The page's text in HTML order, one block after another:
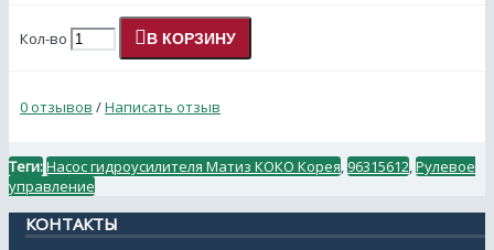
Кол-во В КОРЗИНУ
0 отзывов /Написать отзыв
Теги:Насос гидроусилителя Матиз КОКО Корея 96315612 Рулевое
управление
КОНТАКТЫ